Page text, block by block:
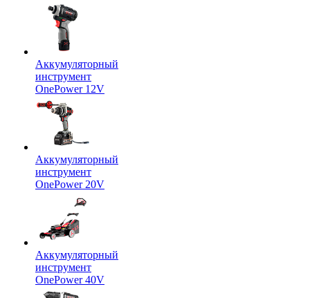
Аккумуляторный
инструмент
OnePower 12V
Аккумуляторный
инструмент
OnePower 20V
Аккумуляторный
инструмент
OnePower 40V